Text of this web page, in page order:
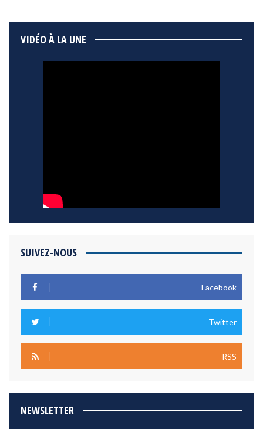
VIDÉO À LA UNE
SUIVEZ-NOUS
Facebook
Twitter
RSS
NEWSLETTER